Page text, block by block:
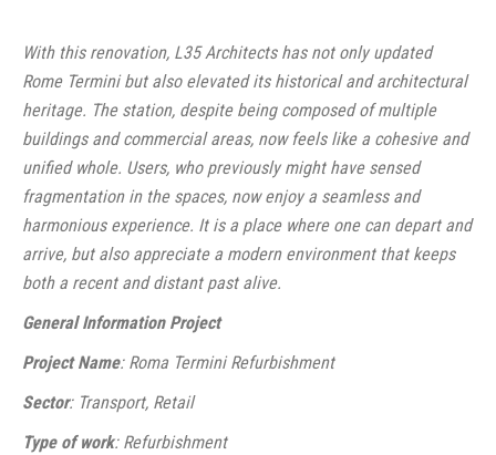
With this renovation, L35 Architects has not only updated
Rome Termini but also elevated its historical and architectural
heritage. The station, despite being composed of multiple
buildings and commercial areas, now feels like a cohesive and
unified whole. Users, who previously might have sensed
fragmentation in the spaces, now enjoy a seamless and
harmonious experience. It is a place where one can depart and
arrive, but also appreciate a modern environment that keeps
both a recent and distant past alive.
General Information Project
Project Name: Roma Termini Refurbishment
Sector: Transport, Retail
Type of work: Refurbishment